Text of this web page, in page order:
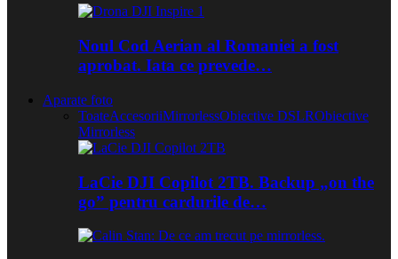
Noul Cod Aerian al Romaniei a fost
aprobat. Iata ce prevede…
Aparate foto
ToateAccesoriiMirrorlessObiective DSLRObiective
Mirrorless
LaCie DJI Copilot 2TB. Backup „on the
go” pentru cardurile de…